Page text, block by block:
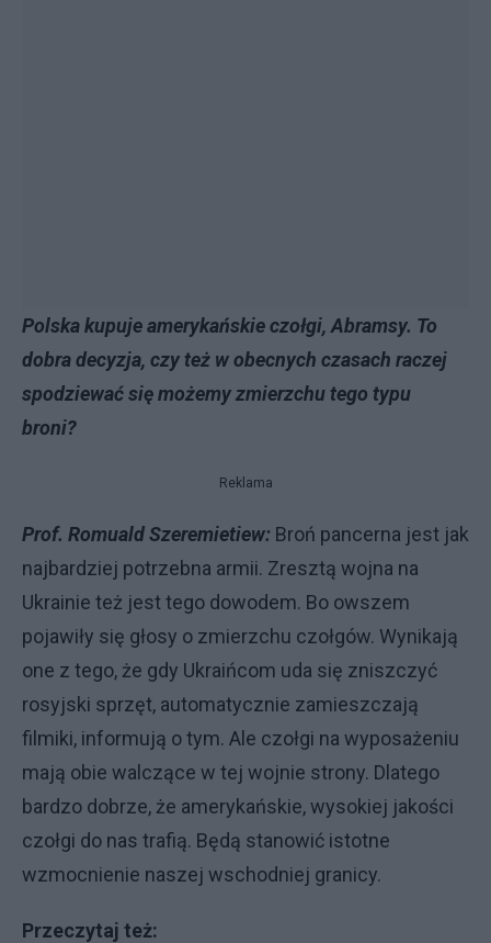
Polska kupuje amerykańskie czołgi, Abramsy. To
dobra decyzja, czy też w obecnych czasach raczej
spodziewać się możemy zmierzchu tego typu
broni?
Reklama
Prof. Romuald Szeremietiew: Broń pancerna jest jak
najbardziej potrzebna armii. Zresztą wojna na
Ukrainie też jest tego dowodem. Bo owszem
pojawiły się głosy o zmierzchu czołgów. Wynikają
one z tego, że gdy Ukraińcom uda się zniszczyć
rosyjski sprzęt, automatycznie zamieszczają
filmiki, informują o tym. Ale czołgi na wyposażeniu
mają obie walczące w tej wojnie strony. Dlatego
bardzo dobrze, że amerykańskie, wysokiej jakości
czołgi do nas trafią. Będą stanowić istotne
wzmocnienie naszej wschodniej granicy.
Przeczytaj też: